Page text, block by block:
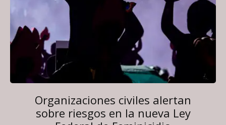
Organizaciones civiles alertan
sobre riesgos en la nueva Ley